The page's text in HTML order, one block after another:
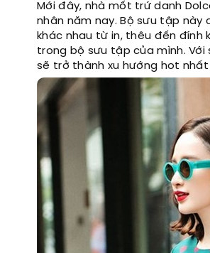
Mới đây, nhà mốt trứ danh
nhân năm nay. Bộ sưu tập này
khác nhau từ in, thêu đến đính
trong bộ sưu tập của mình.
sẽ trở thành xu hướng hot